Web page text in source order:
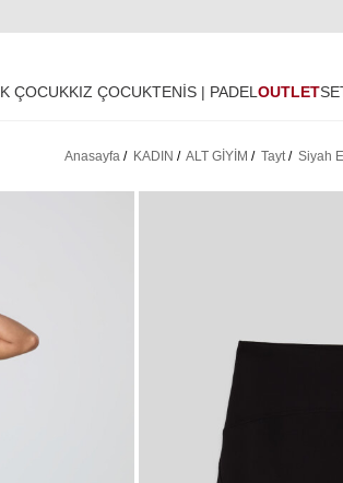
ÇOCUKKIZ ÇOCUKTENİS | PADELOUTLET
Anasayfa/ KADIN / ALT GİYİM / Tayt/ Siyah